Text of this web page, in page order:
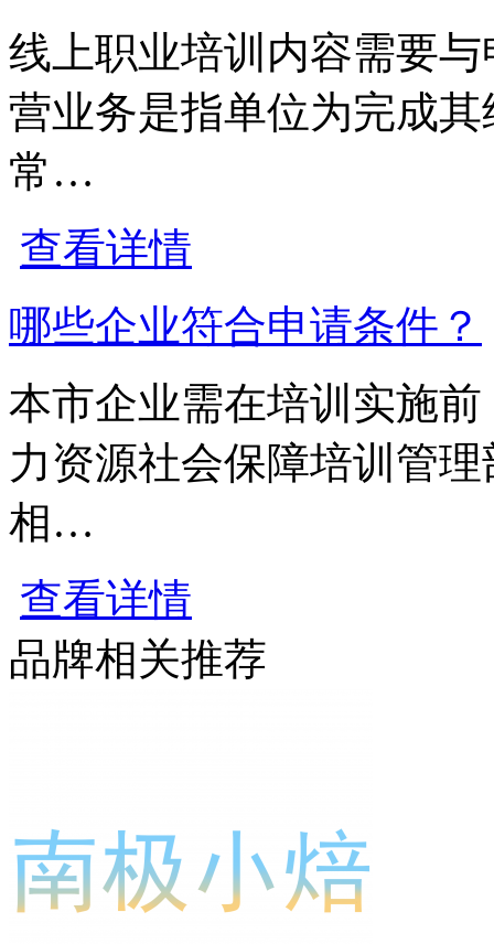
线上职业培训内容需要
营业务是指单位为完成
常…
查看详情
哪些企业符合申请条件？
本市企业需在培训实施
力资源社会保障培训管
相…
查看详情
品牌相关推荐